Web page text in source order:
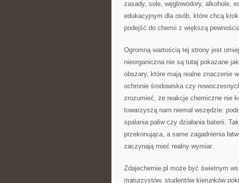
zasady, sole, węglowodory, alkohole,
edukacyjnym dla osób, które chcą
podejść do chemii z większą
Ogromną wartością tej strony jest
nieorganiczna nie są tutaj pokazane
obszary, które mają realne znaczenie
ochronie środowiska czy
zrozumieć, że reakcje chemiczne nie
towarzyszą nam niemal wszędzie:
spalania paliw czy działania baterii.
przekonująca, a same zagadnienia
zaczynają mieć realny wymiar.
Zdajechemie.pl może być świetnym
maturzystów, studentów kierunków